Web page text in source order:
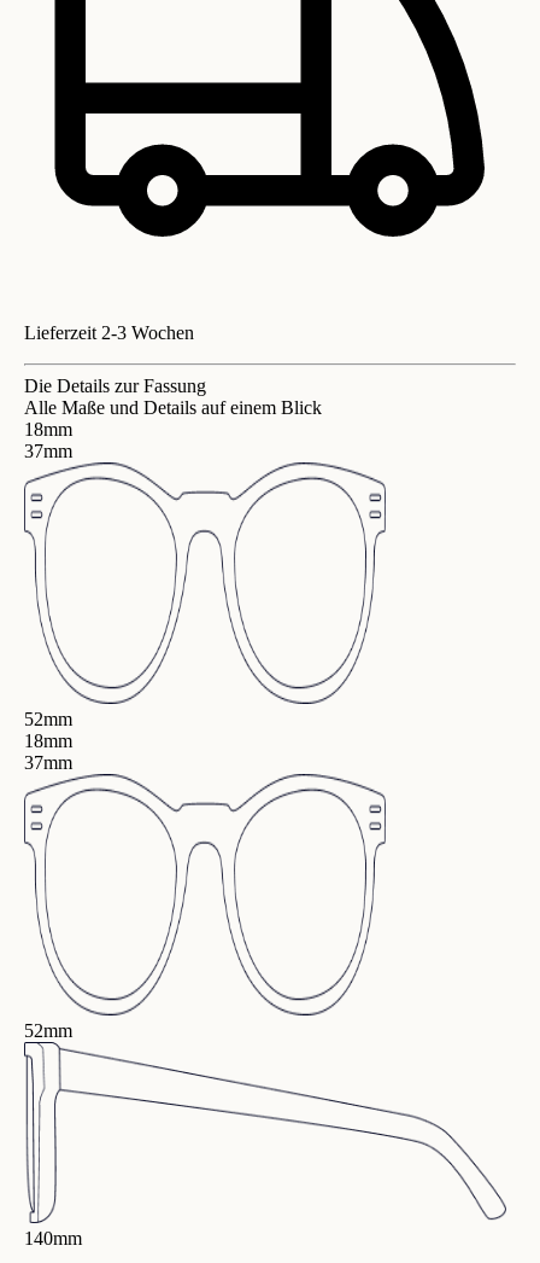
Lieferzeit 2-3 Wochen
Die Details zur Fassung
Alle Maße und Details auf einem Blick
18mm
37mm
52mm
18mm
37mm
52mm
140mm